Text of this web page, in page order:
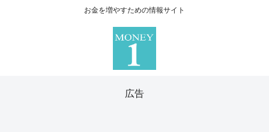
お金を増やすための情報サイト
広告